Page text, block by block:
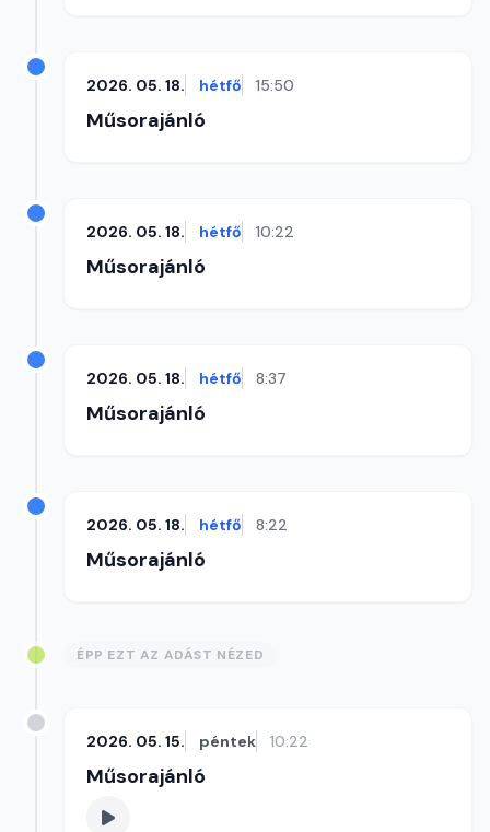
2026. 05. 18. hétfő 15:50
Műsorajánló
2026. 05. 18. hétfő 10:22
Műsorajánló
2026. 05. 18. hétfő 8:37
Műsorajánló
2026. 05. 18. hétfő 8:22
Műsorajánló
ÉPP EZT AZ ADÁST NÉZED
2026. 05. 15. péntek 10:22
Műsorajánló